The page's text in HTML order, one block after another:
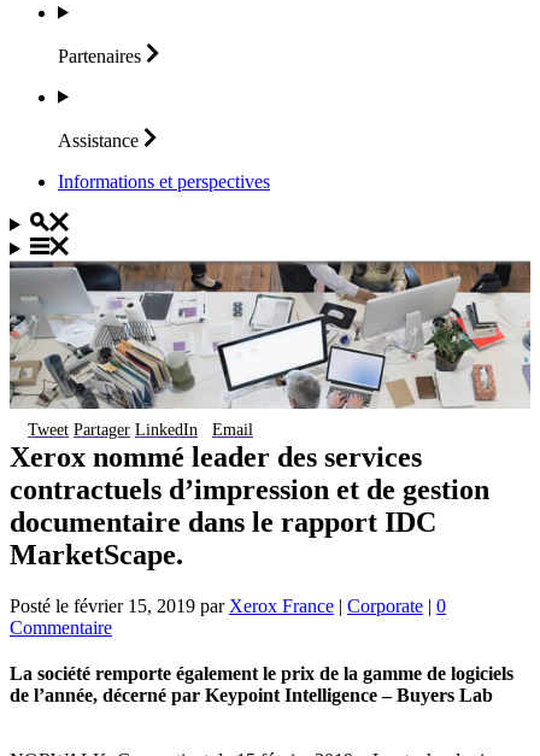
Partenaires
Assistance
Informations et perspectives
Tweet Partager LinkedIn Email
Xerox nommé leader des services
contractuels d’impression et de gestion
documentaire dans le rapport IDC
MarketScape.
Posté le février 15, 2019 par Xerox France | Corporate | 0
Commentaire
La société remporte également le prix de la gamme de logiciels
de l’année, décerné par Keypoint Intelligence – Buyers Lab